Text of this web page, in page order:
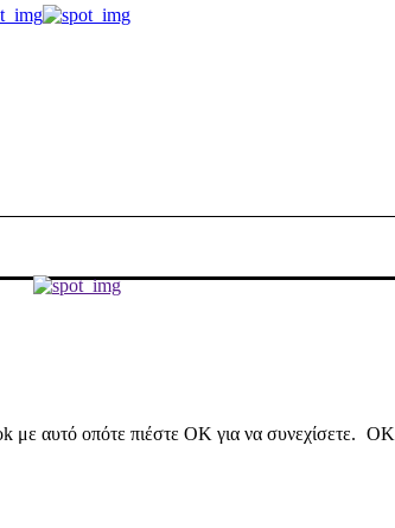
με αυτό οπότε πιέστε ΟΚ για να συνεχίσετε. ΟΚ